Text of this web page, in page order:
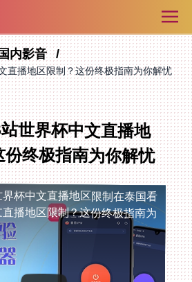
内影音
直播地区限制？这份终极指南为你解忧
世界杯中文直播地
份终极指南为你解忧
杯中文直播地区限制在泰国看
B站世界杯中文直播地区限制？这份终极指南为